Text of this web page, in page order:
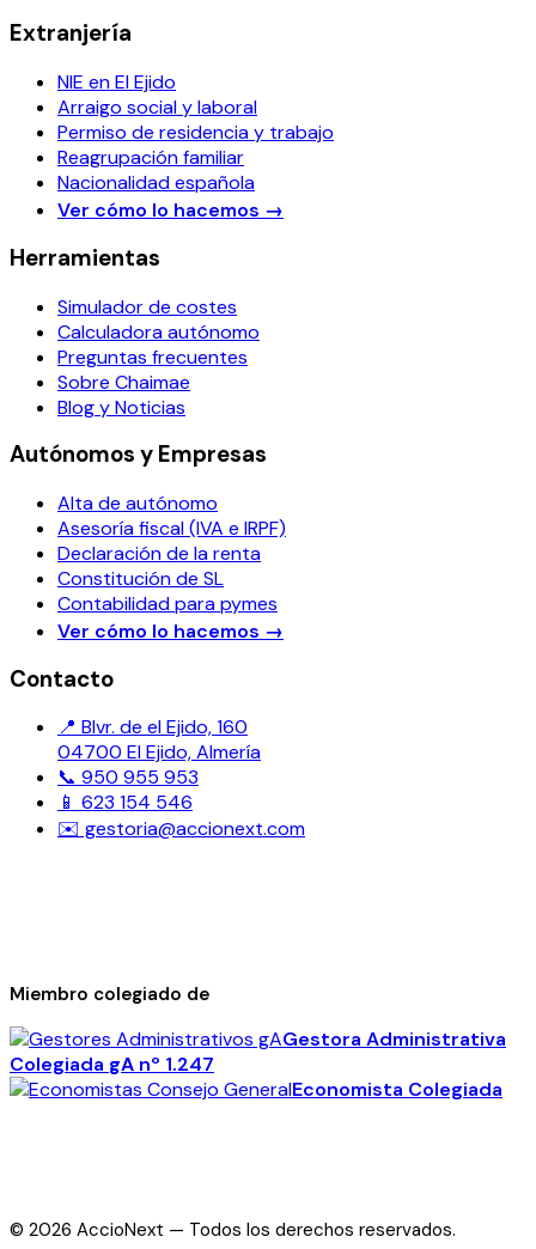
Extranjería
NIE en El Ejido
Arraigo social y laboral
Permiso de residencia y trabajo
Reagrupación familiar
Nacionalidad española
Ver cómo lo hacemos →
Herramientas
Simulador de costes
Calculadora autónomo
Preguntas frecuentes
Sobre Chaimae
Blog y Noticias
Autónomos y Empresas
Alta de autónomo
Asesoría fiscal (IVA e IRPF)
Declaración de la renta
Constitución de SL
Contabilidad para pymes
Ver cómo lo hacemos →
Contacto
📍 Blvr. de el Ejido, 160
04700 El Ejido, Almería
📞 950 955 953
📱 623 154 546
✉️ gestoria@accionext.com
Miembro colegiado de
Gestora Administrativa
Colegiada gA nº 1.247
Economista Colegiada
© 2026 AccioNext — Todos los derechos reservados.